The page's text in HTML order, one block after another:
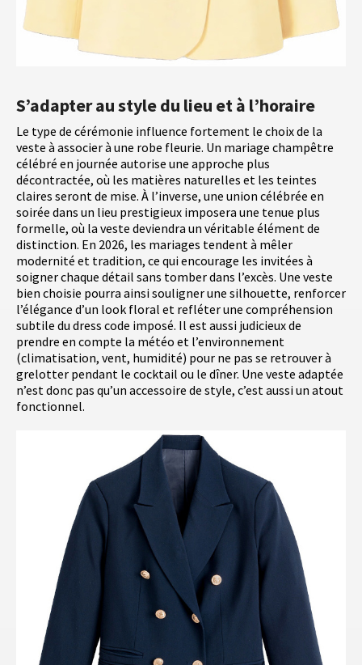
S’adapter au style du lieu et à l’horaire
Le type de cérémonie influence fortement le choix de la
veste à associer à une robe fleurie. Un mariage champêtre
célébré en journée autorise une approche plus
décontractée, où les matières naturelles et les teintes
claires seront de mise. À l’inverse, une union célébrée en
soirée dans un lieu prestigieux imposera une tenue plus
formelle, où la veste deviendra un véritable élément de
distinction. En 2026, les mariages tendent à mêler
modernité et tradition, ce qui encourage les invitées à
soigner chaque détail sans tomber dans l’excès. Une veste
bien choisie pourra ainsi souligner une silhouette, renforcer
l’élégance d’un look floral et refléter une compréhension
subtile du dress code imposé. Il est aussi judicieux de
prendre en compte la météo et l’environnement
(climatisation, vent, humidité) pour ne pas se retrouver à
grelotter pendant le cocktail ou le dîner. Une veste adaptée
n’est donc pas qu’un accessoire de style, c’est aussi un atout
fonctionnel.